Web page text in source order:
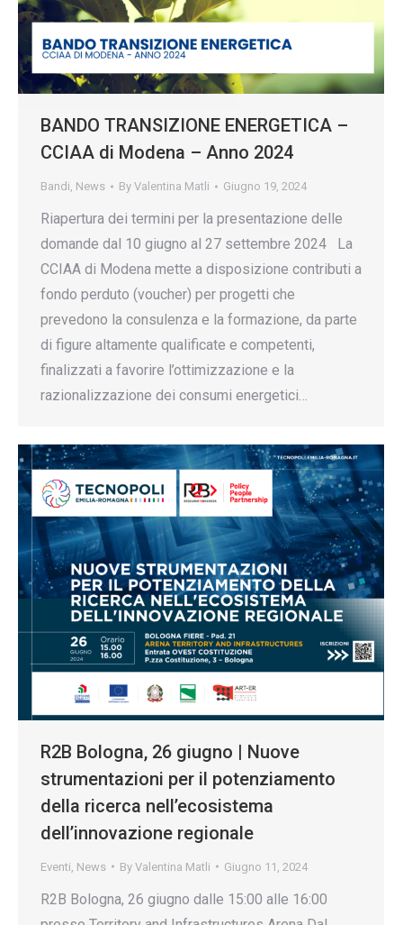
BANDO TRANSIZIONE ENERGETICA –
CCIAA di Modena – Anno 2024
Bandi, News By Valentina Matli Giugno 19, 2024
Riapertura dei termini per la presentazione delle
domande dal 10 giugno al 27 settembre 2024 La
CCIAA di Modena mette a disposizione contributi a
fondo perduto (voucher) per progetti che
prevedono la consulenza e la formazione, da parte
di figure altamente qualificate e competenti,
finalizzati a favorire l’ottimizzazione e la
razionalizzazione dei consumi energetici…
R2B Bologna, 26 giugno | Nuove
strumentazioni per il potenziamento
della ricerca nell’ecosistema
dell’innovazione regionale
Eventi News By Valentina Matli Giugno 11, 2024
R2B Bologna, 26 giugno dalle 15:00 alle 16:00